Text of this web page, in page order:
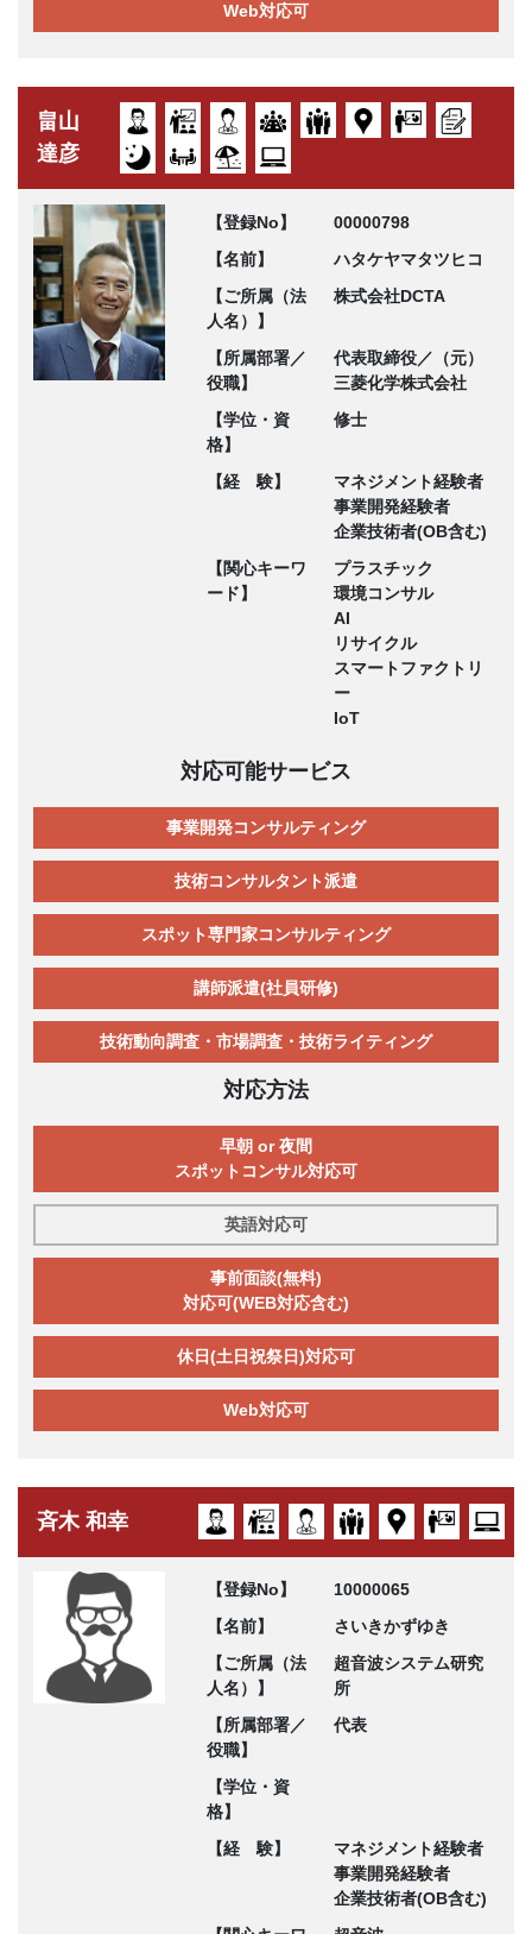
Web対応可
畠山
達彦
【登録No】
00000798
【名前】
ハタケヤマタツヒコ
【ご所属（法
人名）】
株式会社DCTA
【所属部署／
役職】
代表取締役／（元）
三菱化学株式会社
【学位・資
格】
修士
【経 験】
マネジメント経験者
事業開発経験者
企業技術者(OB含む)
【関心キーワ
ード】
プラスチック
環境コンサル
AI
リサイクル
スマートファクトリ
ー
IoT
対応可能サービス
事業開発コンサルティング
技術コンサルタント派遣
スポット専門家コンサルティング
講師派遣(社員研修)
技術動向調査・市場調査・技術ライティング
対応方法
早朝 or 夜間
スポットコンサル対応可
英語対応可
事前面談(無料)
対応可(WEB対応含む)
休日(土日祝祭日)対応可
Web対応可
斉木 和幸
【登録No】
10000065
【名前】
さいきかずゆき
【ご所属（法
人名）】
超音波システム研究
所
【所属部署／
役職】
代表
【学位・資
格】
【経 験】
マネジメント経験者
事業開発経験者
企業技術者(OB含む)